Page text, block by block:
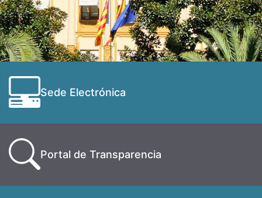
Sede Electrónica
Portal de Transparencia